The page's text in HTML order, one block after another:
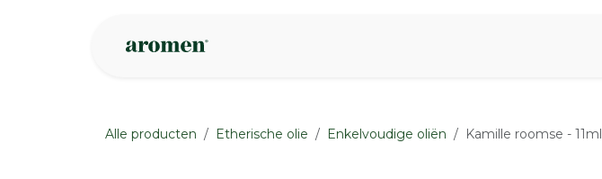
Alle producten Etherische olie Enkelvoudige oliën Kamille roomse - 11ml